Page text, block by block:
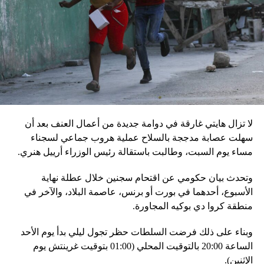
في السلطة.
إقليميّاً، أعلن الجيش البيلاروسي أنّه بدأ مناورة للتحقّق من درجة
استعداد قاذفات الأسلحة النووية التكتيكية، في حين أوضح أمين
مجلس الأمن البيلاروسي ألكسندر فولفوفيتش أنّ هذه المناورة
مرتبطة بإعلان موسكو عن مناورات نووية وستكون «متزامنة»
مع التدريبات الروسية، لافتاً إلى أنّ مناورة مينسك ستشمل على
في السياق، أشار رئيس أركان القوات المسلّحة البيلاروسية
الجنرال فيكتور غوليفيتش إلى أنّه «في إطار هذا الحدث، تمّت
احتياطي»، لافتاً إلى أنّه «فور إنجاز عملية الانتشار هذه،
سنستعرض المسائل المتعلّقة بالاستعدادات لاستخدام الأسلحة
النووية غير الاستراتيجية».
وفي أوكرانيا، فكّكت أجهزة الأمن شبكة من العملاء التابعين
لجهاز الأمن الفدرالي الروسي «كانوا يعدّون لاغتيال الرئيس
الأوكراني» فولوديمير زيلينسكي ومسؤولين كبار آخرين، مثل
لا تزال هايتي غارقة في دوامة جديدة من أعمال العنف بعد أن
سهلت عصابة مدججة بالسلاح عملية هروب جماعي لسجناء
مساء يوم السبت، وطالبت باستقالة رئيس الوزراء أرييل هنري.
وتحدث بيان حكومي عن اقتحام سجنين خلال عطلة نهاية
الأسبوع، أحدهما في بورت أو برنس، عاصمة البلاد، والآخر في
منطقة كروا دي بوكيه المجاورة.
وبناء على ذلك فرضت السلطات حظر تجول ليلي بدأ يوم الأحد
الساعة 20:00 بالتوقيت المحلي (01:00 بتوقيت غرينتش يوم
الإثنين).